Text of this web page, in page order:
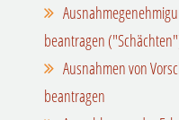
beantragen
Ausnahmen von
beantragen